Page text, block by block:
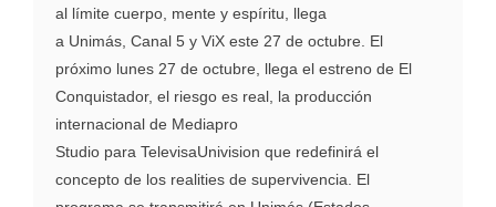
al límite cuerpo, mente y espíritu, llega
a Unimás, Canal 5 y ViX este 27 de octubre. El
próximo lunes 27 de octubre, llega el estreno de El
Conquistador, el riesgo es real, la producción
internacional de Mediapro
Studio para TelevisaUnivision que redefinirá el
concepto de los realities de supervivencia. El